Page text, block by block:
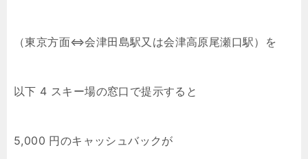
（東京方面⇔会津田島駅又は会津高原尾瀬口駅）を
以下 4 スキー場の窓口で提示すると
5,000 円のキャッシュバックが